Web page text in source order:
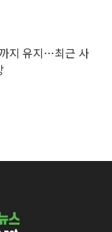
지 유지…최근 사